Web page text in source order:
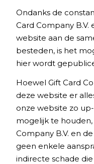
Ondanks de
Card Company
website aan de
besteden, is het
hier wordt
Hoewel Gift Card
deze website er
onze website zo
mogelijk te houden,
Company B.V. en
geen enkele
indirecte schade